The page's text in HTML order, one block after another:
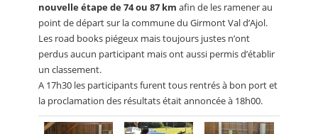
nouvelle étape de 74 ou 87 km afin de les ramener au
point de départ sur la commune du Girmont Val d’Ajol.
Les road books piégeux mais toujours justes n’ont
perdus aucun participant mais ont aussi permis d’établir
un classement.
A 17h30 les participants furent tous rentrés à bon port et
la proclamation des résultats était annoncée à 18h00.